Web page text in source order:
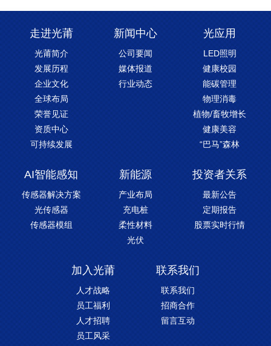
走进光莆
光莆简介
发展历程
企业文化
全球布局
荣誉见证
资质中心
可持续发展
新闻中心
公司要闻
媒体报道
行业动态
光应用
LED照明
健康校园
能碳管理
物理消毒
植物/畜牧增长
健康美容
“巴马”森林
AI智能感知
传感器解决方案
光传感器
传感器模组
新能源
产业布局
充电桩
柔性材料
光伏
投资者关系
最新公告
定期报告
股票实时行情
加入光莆
人才战略
员工福利
人才招聘
员工风采
联系我们
联系我们
招商合作
留言互动